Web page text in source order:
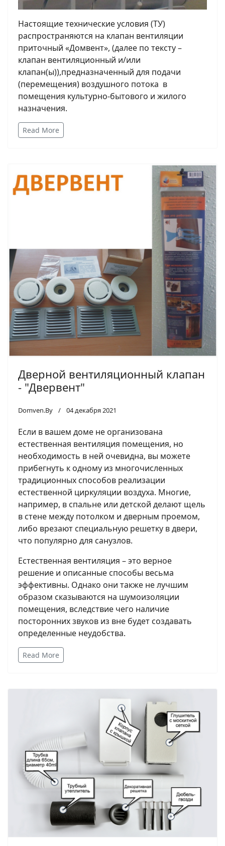
Настоящие технические условия (ТУ)
распространяются на клапан вентиляции
приточный «Домвент», (далее по тексту –
клапан вентиляционный и/или
клапан(ы)),предназначенный для подачи
(перемещения) воздушного потока в
помещения культурно-бытового и жилого
назначения.
Read More
Дверной вентиляционный клапан
- "Двервент"
Domven.By 04 декабря 2021
Если в вашем доме не организована
естественная вентиляция помещения, но
необходимость в ней очевидна, вы можете
прибегнуть к одному из многочисленных
традиционных способов реализации
естественной циркуляции воздуха. Многие,
например, в спальне или детской делают щель
в стене между потолком и дверным проемом,
либо врезают специальную решетку в двери,
что популярно для санузлов.
Естественная вентиляция – это верное
решение и описанные способы весьма
эффективны. Однако они также не лучшим
образом сказываются на шумоизоляции
помещения, вследствие чего наличие
посторонних звуков из вне будет создавать
определенные неудобства.
Read More